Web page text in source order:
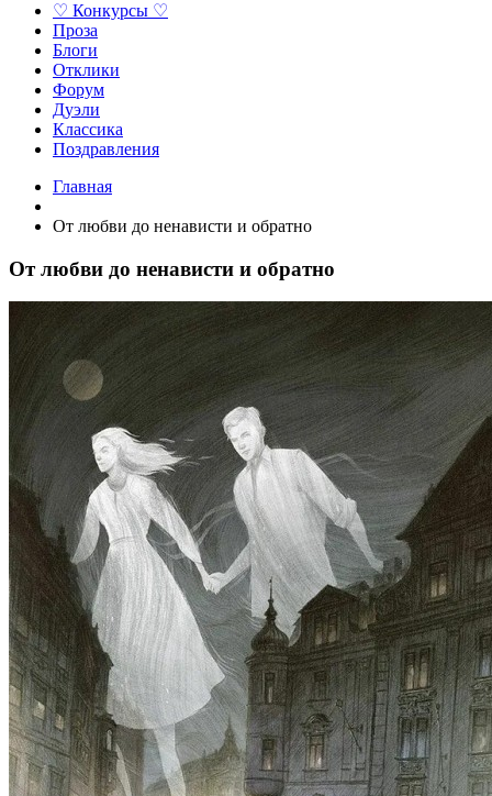
♡ Конкурсы ♡
Проза
Блоги
Отклики
Форум
Дуэли
Классика
Поздравления
Главная
От любви до ненависти и обратно
От любви до ненависти и обратно